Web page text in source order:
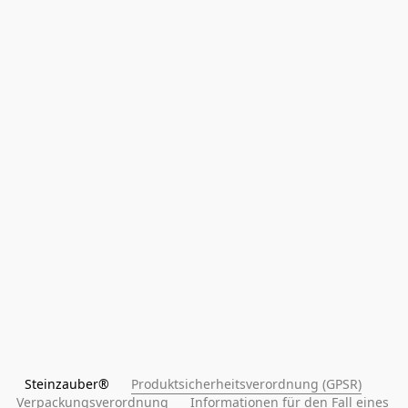
Steinzauber® Produktsicherheitsverordnung (GPSR)
Verpackungsverordnung
Informationen für den Fall eines